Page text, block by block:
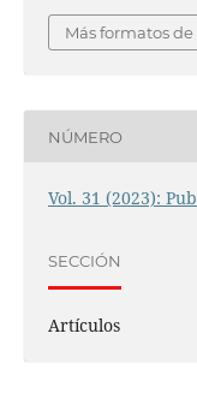
Más formatos de
NÚMERO
Vol. 31 (2023):
SECCIÓN
Artículos